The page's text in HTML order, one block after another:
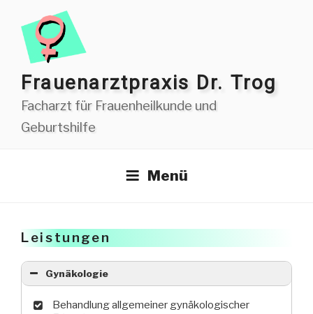
Inhalt
springen
Frauen­arzt­praxis Dr. Trog
Facharzt für Frauenheilkunde und
Geburtshilfe
Menü
Leistungen
Gynäkologie
Behandlung allgemeiner gynäkologischer